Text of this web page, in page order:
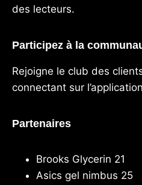
des lecteurs.
Participez à la
Rejoigne le club des
connectant sur l’application
Partenaires
Brooks Glycerin 21
Asics gel nimbus 25